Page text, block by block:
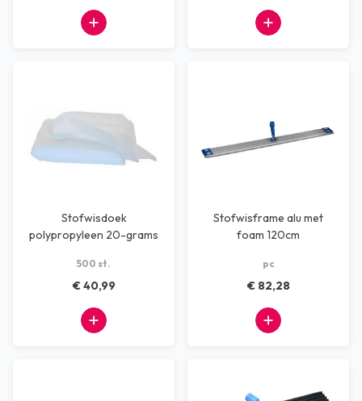
Stofwisdoek
polypropyleen 20-grams
500 st.
€ 40,99
Stofwisframe alu met
foam 120cm
pc
€ 82,28